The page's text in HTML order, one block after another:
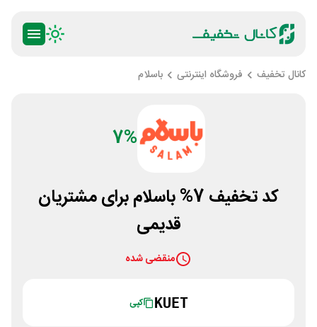
کانال تخفیف فروشگاه اینترنتی باسلام
7%
کد تخفیف 7% باسلام برای مشتریان
قدیمی
منقضی شده
KUET کپی